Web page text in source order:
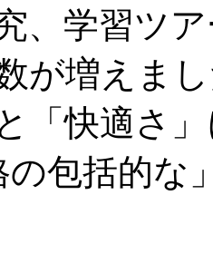
、学習ツ
が増えま
「快適さ
の包括的